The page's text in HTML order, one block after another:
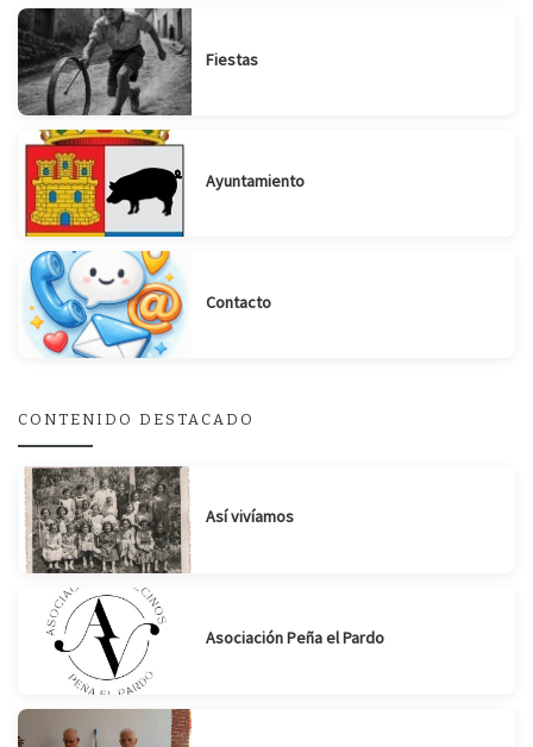
Fiestas
Ayuntamiento
Contacto
CONTENIDO DESTACADO
Así vivíamos
Asociación Peña el Pardo